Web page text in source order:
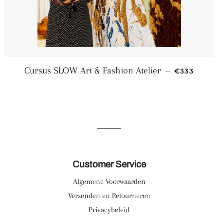
Cursus SLOW Art & Fashion Atelier — Normale
€333
Customer Service
Algemene Voorwaarden
Verzenden en Retourneren
Privacybeleid